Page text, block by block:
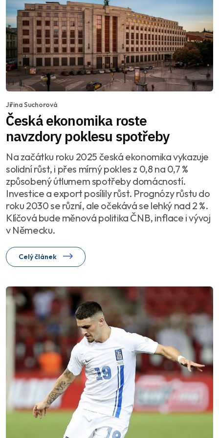
Jiřina Suchorová
Česká ekonomika roste
navzdory poklesu spotřeby
Na začátku roku 2025 česká ekonomika vykazuje
solidní růst, i přes mírný pokles z 0,8 na 0,7 %
způsobený útlumem spotřeby domácností.
Investice a export posílily růst. Prognózy růstu do
roku 2030 se různí, ale očekává se lehký nad 2 %.
Klíčová bude měnová politika ČNB, inflace i vývoj
v Německu.
Celý článek